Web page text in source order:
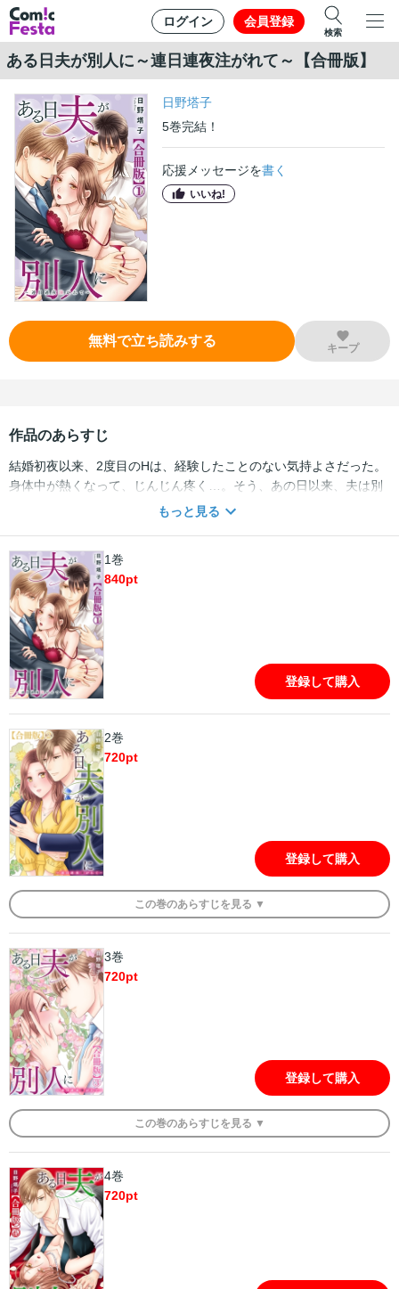
ログイン 会員登録
検索
ある日夫が別人に～連日連夜注がれて～【合冊版】
日野塔子
5巻完結！
応援メッセージを書く
いいね!
無料で立ち読みする キープ
作品のあらすじ
結婚初夜以来、2度目のHは、経験したことのない気持よさだった。
身体中が熱くなって、じんじん疼く…。そう、あの日以来、夫は別
人みたいに、私を愛してくれるようになった――。2年前、実家の家
になると怒鳴られ、目の前で愛人との熱いキスを見せられること
も…。そんな辛い日々を送っていた唯だが、ある日突然、尚希が事
故に遭い、記憶喪失に! 会社のことも愛人の名前も覚えてない尚希。
なのに、なぜか唯のことだけは覚えていて!? しかも今まで「お前」
呼ばわりだったのが、「唯、好きだよ…愛してる」って…まるで別
人!? ※同タイトルの1～4話を収録した合冊版です。重複購入にご注
意ください。
もっと見る
1巻
840pt
登録して購入
2巻
720pt
登録して購入
この巻のあらすじを 見る ▼
3巻
720pt
登録して購入
この巻のあらすじを 見る ▼
4巻
720pt